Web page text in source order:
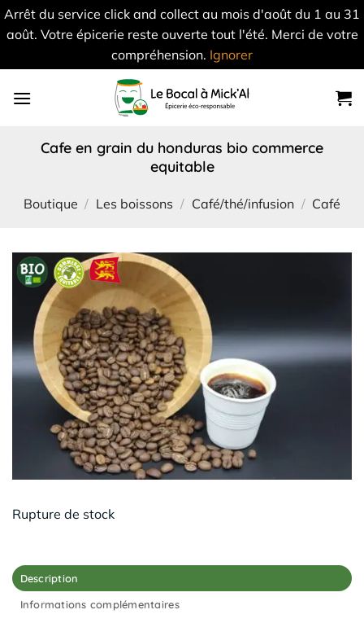
Arrêt du service click and collect au mois d'août du 1 au 31
août. Votre épicerie reste ouverte tout l'été. Merci de votre
compréhension. Ignorer
cafe en grain du honduras bio commerce
equitable
Boutique / Les boissons / Café/thé/infusion / Café
Rupture de stock
Description
Informations complémentaires